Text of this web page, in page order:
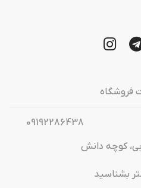
فروشگاه
09192286438
کوچه دانش
بشناسید